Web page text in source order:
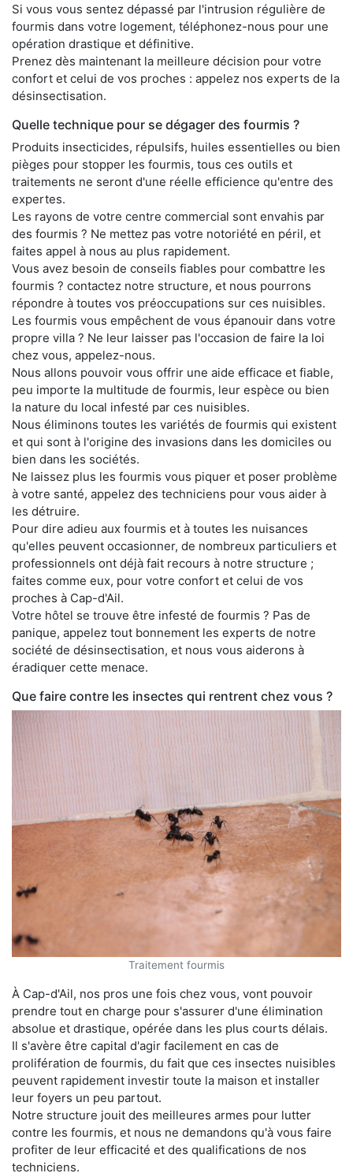
Si vous vous sentez dépassé par l'intrusion régulière de
fourmis dans votre logement, téléphonez-nous pour une
opération drastique et définitive.
Prenez dès maintenant la meilleure décision pour votre
confort et celui de vos proches : appelez nos experts de la
désinsectisation.
Quelle technique pour se dégager des fourmis ?
Produits insecticides, répulsifs, huiles essentielles ou bien
pièges pour stopper les fourmis, tous ces outils et
traitements ne seront d'une réelle efficience qu'entre des
expertes.
Les rayons de votre centre commercial sont envahis par
des fourmis ? Ne mettez pas votre notoriété en péril, et
faites appel à nous au plus rapidement.
Vous avez besoin de conseils fiables pour combattre les
fourmis ? contactez notre structure, et nous pourrons
répondre à toutes vos préoccupations sur ces nuisibles.
Les fourmis vous empêchent de vous épanouir dans votre
propre villa ? Ne leur laisser pas l'occasion de faire la loi
chez vous, appelez-nous.
Nous allons pouvoir vous offrir une aide efficace et fiable,
peu importe la multitude de fourmis, leur espèce ou bien
la nature du local infesté par ces nuisibles.
Nous éliminons toutes les variétés de fourmis qui existent
et qui sont à l'origine des invasions dans les domiciles ou
bien dans les sociétés.
Ne laissez plus les fourmis vous piquer et poser problème
à votre santé, appelez des techniciens pour vous aider à
les détruire.
Pour dire adieu aux fourmis et à toutes les nuisances
qu'elles peuvent occasionner, de nombreux particuliers et
professionnels ont déjà fait recours à notre structure ;
faites comme eux, pour votre confort et celui de vos
proches à Cap-d'Ail.
Votre hôtel se trouve être infesté de fourmis ? Pas de
panique, appelez tout bonnement les experts de notre
société de désinsectisation, et nous vous aiderons à
éradiquer cette menace.
Que faire contre les insectes qui rentrent chez vous ?
Traitement fourmis
À Cap-d'Ail, nos pros une fois chez vous, vont pouvoir
prendre tout en charge pour s'assurer d'une élimination
absolue et drastique, opérée dans les plus courts délais.
Il s'avère être capital d'agir facilement en cas de
prolifération de fourmis, du fait que ces insectes nuisibles
peuvent rapidement investir toute la maison et installer
leur foyers un peu partout.
Notre structure jouit des meilleures armes pour lutter
contre les fourmis, et nous ne demandons qu'à vous faire
profiter de leur efficacité et des qualifications de nos
techniciens.